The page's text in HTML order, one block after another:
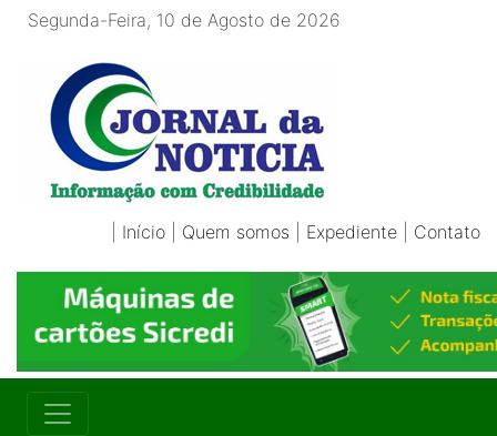
Segunda-Feira, 10 de Agosto de 2026
Início Quem somos Expediente Contato